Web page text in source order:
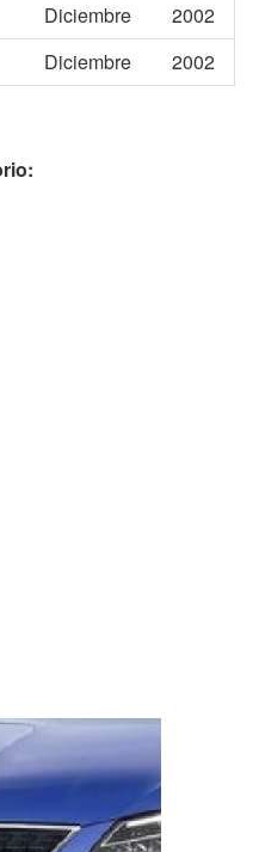
Diciembre
2002
Diciembre 2002